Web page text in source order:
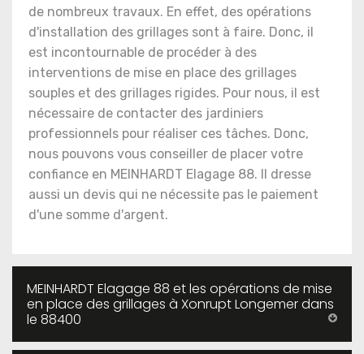
de nombreux travaux. En effet, des opérations
d'installation des grillages sont à faire. Donc, il
est incontournable de procéder à des
interventions de mise en place des grillages
souples et des grillages rigides. Pour nous, il est
nécessaire de contacter des jardiniers
professionnels pour réaliser ces tâches. Donc,
nous pouvons vous conseiller de placer votre
confiance en MEINHARDT Elagage 88. Il dresse
aussi un devis qui ne nécessite pas le paiement
d'une somme d'argent.
MEINHARDT Elagage 88 et les opérations de mise
en place des grillages à Xonrupt Longemer dans
le 88400